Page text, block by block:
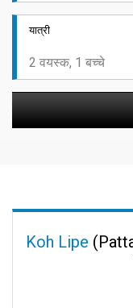
यात्री
Koh Lipe